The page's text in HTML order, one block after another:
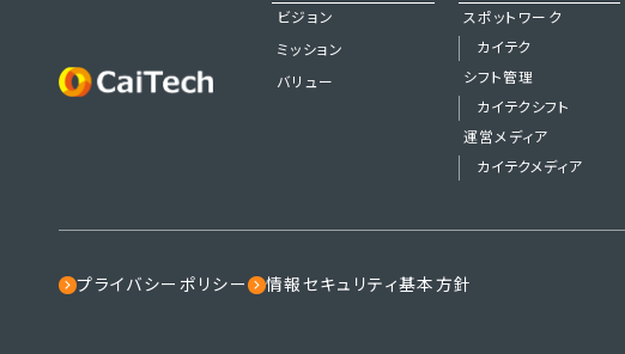
ビジョン
ミッション
バリュー
スポットワーク
カイテク
シフト管理
カイテクシフト
運営メディア
カイテクメディア
プライバシーポリシー 情報セキュリティ基本方針